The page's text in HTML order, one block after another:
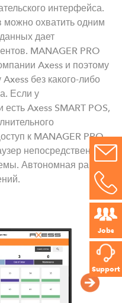
Jobs
Support
интерфейса.
охватить одним
дает
MANAGER PRO
Axess и поэтому
Axess без какого-либо
Если у
Axess SMART POS,
к MANAGER PRO
непосредственно с
Автономная работа